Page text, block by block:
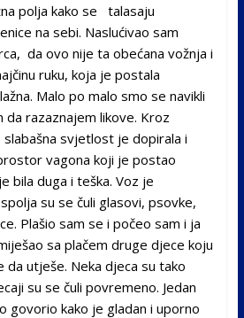
polja kako se talasaju
na sebi. Naslućivao sam
da ovo nije ta obećana vožnja i
ruku, koja je postala
Malo po malo smo se navikli
da razaznajem likove. Kroz
svjetlost je dopirala i
vagona koji je postao
bila duga i teška. Voz je
su se čuli glasovi, psovke,
Plašio sam se i počeo sam i ja
sa plačem druge djece koju
da utješe. Neka djeca su tako
su se čuli povremeno. Jedan
govorio kako je gladan i uporno